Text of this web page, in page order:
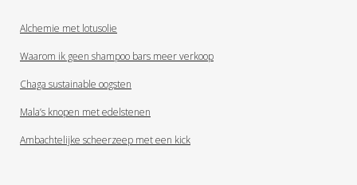
Alchemie met lotusolie
Waarom ik geen shampoo bars meer verkoop
Chaga sustainable oogsten
Mala’s knopen met edelstenen
Ambachtelijke scheerzeep met een kick